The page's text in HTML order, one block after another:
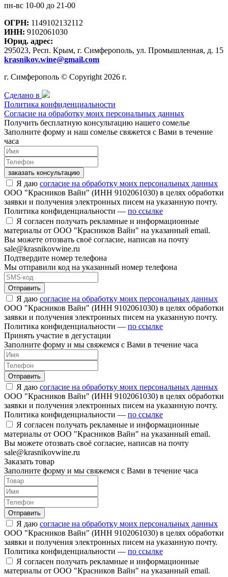
пн-вс 10-00 до 21-00
ОГРН: 1149102132112
ИНН: 9102061030
Юрид. адрес:
295023, Респ. Крым, г. Симферополь, ул. Промышленная, д. 15
krasnikov.wine@gmail.com
г. Симферополь © Copyright 2026 г.
Сделано в
Политика конфиденциальности
Согласие на обработку моих персональных данных
Получить бесплатную консультацию нашего сомелье
Заполните форму и наш сомелье свяжется с Вами в течение
часа
заказать консультацию
Я даю согласие на обработку моих персональных данных
ООО "Красников Вайн" (ИНН 9102061030) в целях обработки
заявки и получения электронных писем на указанную почту.
Политика конфиденциальности — по ссылке
Я согласен получать рекламные и информационные
материалы от ООО "Красников Вайн" на указанный email.
Вы можете отозвать своё согласие, написав на почту
sale@krasnikovwine.ru
Подтвердите номер телефона
Мы отправили код на указанный номер телефона
Отправить
Я даю согласие на обработку моих персональных данных
ООО "Красников Вайн" (ИНН 9102061030) в целях обработки
заявки и получения электронных писем на указанную почту.
Политика конфиденциальности — по ссылке
Принять участие в дегустации
Заполните форму и мы свяжемся с Вами в течение часа
Отправить
Я даю согласие на обработку моих персональных данных
ООО "Красников Вайн" (ИНН 9102061030) в целях обработки
заявки и получения электронных писем на указанную почту.
Политика конфиденциальности — по ссылке
Я согласен получать рекламные и информационные
материалы от ООО "Красников Вайн" на указанный email.
Вы можете отозвать своё согласие, написав на почту
sale@krasnikovwine.ru
Заказать товар
Заполните форму и мы свяжемся с Вами в течение часа
Отправить
Я даю согласие на обработку моих персональных данных
ООО "Красников Вайн" (ИНН 9102061030) в целях обработки
заявки и получения электронных писем на указанную почту.
Политика конфиденциальности — по ссылке
Я согласен получать рекламные и информационные
материалы от ООО "Красников Вайн" на указанный email.